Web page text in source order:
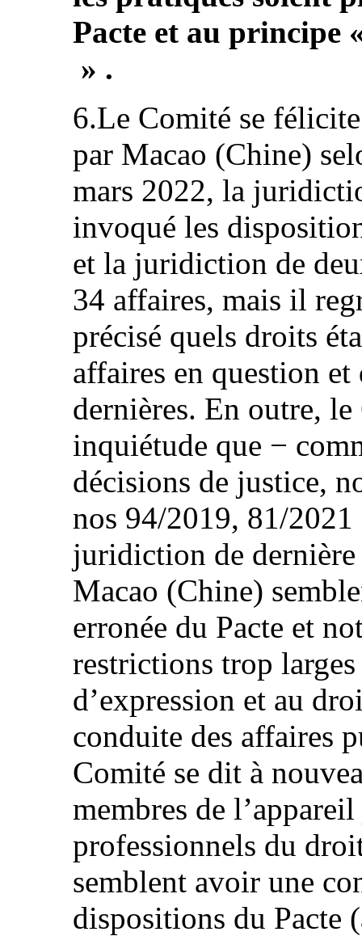
Pacte et au principe
» .
6.Le Comité se
par Macao (Chine)
mars 2022, la
invoqué les
et la juridiction de
34 affaires, mais il
précisé quels droits
affaires en question et
dernières. En outre,
inquiétude que −
décisions de justice,
nos 94/2019, 81/
juridiction de
Macao (Chine)
erronée du Pacte et
restrictions trop
d’expression et au
conduite des affaires
Comité se dit à
membres de
professionnels du
semblent avoir une
dispositions du Pacte